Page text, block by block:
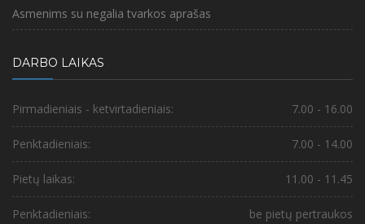
Asmenims su negalia tvarkos aprašas
DARBO LAIKAS
Pirmadieniais - ketvirtadieniais: 7.00 - 16.00
Penktadieniais: 7.00 - 14.00
Pietų laikas: 11.00 - 11.45
Penktadieniais: be pietų pertraukos